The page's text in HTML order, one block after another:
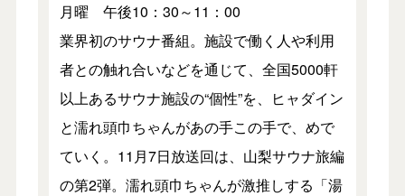
月曜 午後10：30～11：00
業界初のサウナ番組。施設で働く人や利用
者との触れ合いなどを通じて、全国5000軒
以上あるサウナ施設の“個性”を、ヒャダイン
と濡れ頭巾ちゃんがあの手この手で、めで
ていく。11月7日放送回は、山梨サウナ旅編
の第2弾。濡れ頭巾ちゃんが激推しする「湯